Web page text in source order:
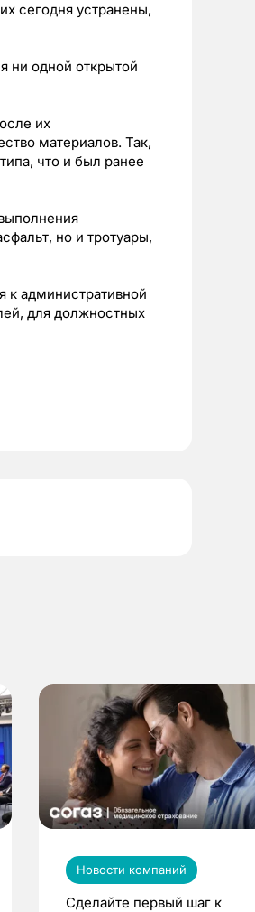
сегодня устранены,
ни одной открытой
их
материалов. Так,
что и был ранее
но и тротуары,
к административной
для должностных
Новости компаний
Сделайте первый шаг к